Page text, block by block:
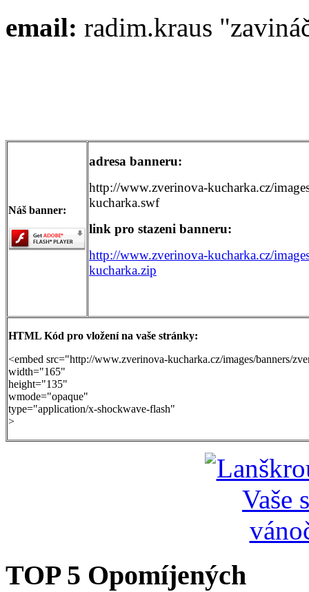
email: radim.kraus
Náš banner:
adresa banneru:
http://www.zverinova-kucharka.cz/
kucharka.swf
link pro stazeni banneru:
http://www.zverinova-kucharka.cz/
kucharka.zip
HTML Kód pro vložení na vaše stránky:
<embed src="http://www.zverinova-kucharka.cz/images/banners/
width="165"
height="135"
wmode="opaque"
type="application/x-shockwave-flash"
>
TOP 5 Opomíjených